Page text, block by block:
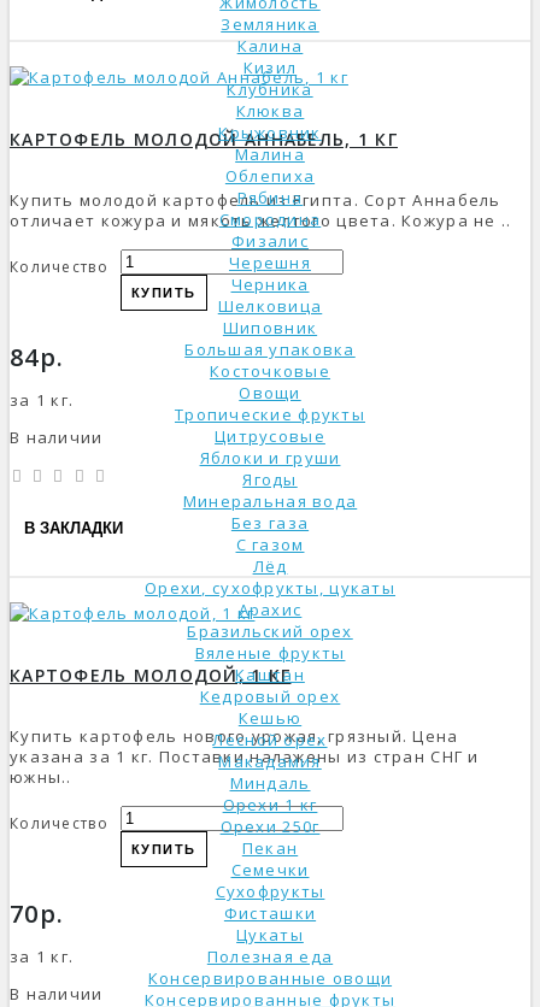
Земляника
Калина
Кизил
Клубника
Клюква
Крыжовник
Малина
Облепиха
Рябина
Смородина
Физалис
Черешня
Черника
Шелковица
Шиповник
Большая упаковка
Косточковые
Овощи
Тропические фрукты
Цитрусовые
Яблоки и груши
Ягоды
Минеральная вода
Без газа
С газом
Лёд
Орехи, сухофрукты, цукаты
Арахис
Бразильский орех
Вяленые фрукты
Каштан
Кедровый орех
Кешью
Лесной орех
Макадамия
Миндаль
Орехи 1 кг
Орехи 250г
Пекан
Семечки
Сухофрукты
Фисташки
Цукаты
Полезная еда
Консервированные овощи
Консервированные фрукты
КАРТОФЕЛЬ МОЛОДОЙ АННАБЕЛЬ, 1 КГ
Купить молодой картофель из Египта. Сорт Аннабель
отличает кожура и мякоть желтого цвета. Кожура не ..
Количество
КУПИТЬ
84р.
за 1 кг.
В наличии
В ЗАКЛАДКИ
КАРТОФЕЛЬ МОЛОДОЙ, 1 КГ
Купить картофель нового урожая, грязный. Цена
указана за 1 кг. Поставки налажены из стран СНГ и
южны..
Количество
КУПИТЬ
70р.
за 1 кг.
В наличии